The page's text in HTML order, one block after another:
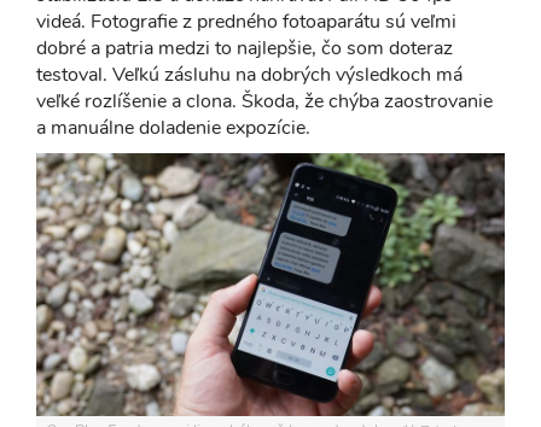
videá. Fotografie z predného fotoaparátu sú veľmi
dobré a patria medzi to najlepšie, čo som doteraz
testoval. Veľkú zásluhu na dobrých výsledkoch má
veľké rozlíšenie a clona. Škoda, že chýba zaostrovanie
a manuálne doladenie expozície.